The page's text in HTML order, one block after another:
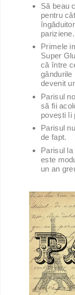
Să beau
pentru
pariziene.
Primele
Super
că între
gândurile
devenit
Parisul
să fii
povești îi
Parisul
de fapt.
Parisul
este
un an